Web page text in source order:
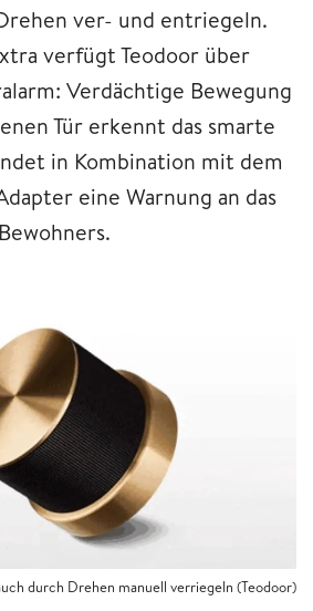
ver- und entriegeln.
verfügt Teodoor über
Verdächtige Bewegung
Tür erkennt das smarte
in Kombination mit dem
eine Warnung an das
durch Drehen manuell verriegeln (Teodoor)